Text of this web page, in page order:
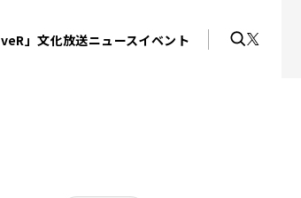
」文化放送ニュースイベント